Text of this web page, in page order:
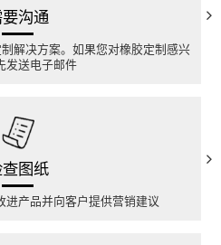
沟通
解决方案。如果您对橡胶定制感兴
发送电子邮件
图纸
进产品并向客户提供营销建议